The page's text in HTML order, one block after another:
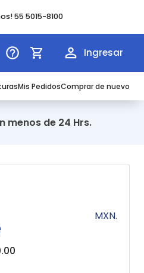
55 5015-8100
Ingresar
Mis PedidosComprar de nuevo
menos de 24 Hrs.
MXN.